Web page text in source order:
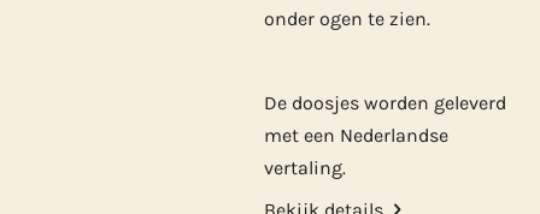
onder ogen te zien.
De doosjes worden geleverd
met een Nederlandse
vertaling.